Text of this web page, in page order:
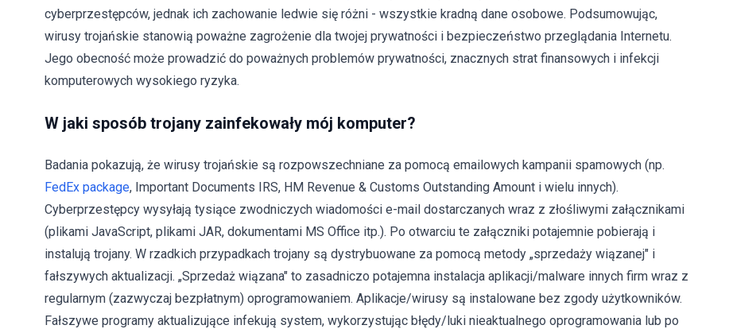
cyberprzestępców, jednak ich zachowanie ledwie się różni - wszystkie kradną dane osobowe. Podsumowując,
wirusy trojańskie stanowią poważne zagrożenie dla twojej prywatności i bezpieczeństwo przeglądania Internetu.
Jego obecność może prowadzić do poważnych problemów prywatności, znacznych strat finansowych i infekcji
komputerowych wysokiego ryzyka.
W jaki sposób trojany zainfekowały mój komputer?
Badania pokazują, że wirusy trojańskie są rozpowszechniane za pomocą emailowych kampanii spamowych (np.
FedEx package, Important Documents IRS, HM Revenue & Customs Outstanding Amount i wielu innych).
Cyberprzestępcy wysyłają tysiące zwodniczych wiadomości e-mail dostarczanych wraz z złośliwymi załącznikami
(plikami JavaScript, plikami JAR, dokumentami MS Office itp.). Po otwarciu te załączniki potajemnie pobierają i
instalują trojany. W rzadkich przypadkach trojany są dystrybuowane za pomocą metody „sprzedaży wiązanej" i
fałszywych aktualizacji. „Sprzedaż wiązana" to zasadniczo potajemna instalacja aplikacji/malware innych firm wraz z
regularnym (zazwyczaj bezpłatnym) oprogramowaniem. Aplikacje/wirusy są instalowane bez zgody użytkowników.
Fałszywe programy aktualizujące infekują system, wykorzystując błędy/luki nieaktualnego oprogramowania lub po